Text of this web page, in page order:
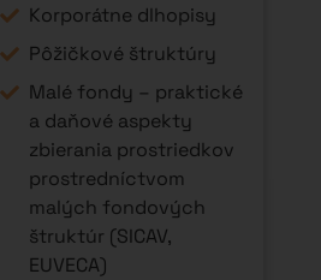
Korporátne dlhopisy
Pôžičkové štruktúry
Malé fondy – praktické
a daňové aspekty
zbierania prostriedkov
prostredníctvom
malých fondových
štruktúr (SICAV,
EUVECA)